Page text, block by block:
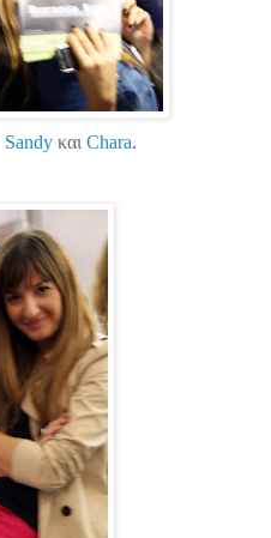
Sandy και Chara.